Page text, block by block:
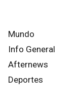
Mundo
Info General
Afternews
Deportes